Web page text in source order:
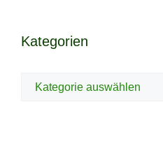
Kategorien
Kategorien